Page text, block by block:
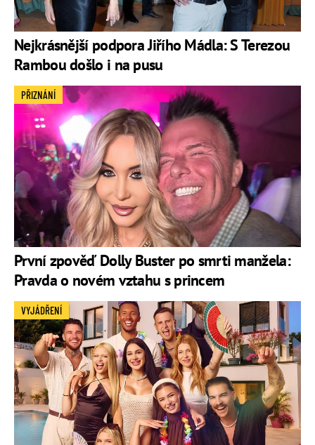
Nejkrásnější podpora Jiřího Mádla: S Terezou
Rambou došlo i na pusu
První zpověď Dolly Buster po smrti manžela:
Pravda o novém vztahu s princem
PŘIZNÁNÍ
VYJÁDŘENÍ